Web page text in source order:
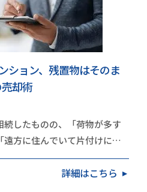
ション、残置物はそのま
却術
したものの、「荷物が多す
方に住んでいて片付けに行
っていませんか？実は、世…
詳細はこちら